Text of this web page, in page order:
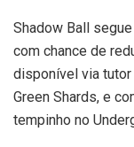
Shadow Ball
com chance de
disponível via
Green Shards, e
tempinho no